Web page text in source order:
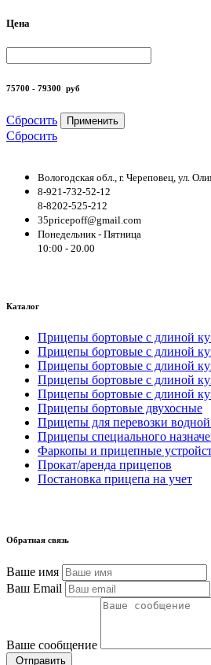
Цена
75700 - 79300 руб
Сбросить Применить
Сбросить
Вологодская обл., г. Череповец, ул.
8-921-732-52-12
8-8202-525-212
35pricepoff@gmail.com
Понедельник - Пятница
10:00 - 20.00
Каталог
Прицепы бортовые с длиной
Прицепы бортовые с длиной
Прицепы бортовые с длиной
Прицепы бортовые с длиной
Прицепы бортовые с длиной
Прицепы бортовые двухосные
Прицепы для перевозки
Прицепы специального
Фаркопы и прицепные
Прокат/аренда прицепов
Постановка прицепа на учет
Обратная связь
Ваше имя
Ваш Email
Ваше сообщение
Отправить